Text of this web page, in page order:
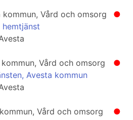
●
Vård och omsorg
●
Vård och omsorg
Avesta kommun
●
Vård och omsorg